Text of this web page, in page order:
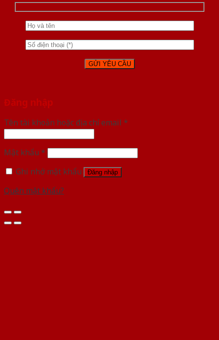
Đăng nhập
Tên tài khoản hoặc địa chỉ email *
Mật khẩu *
Ghi nhớ mật khẩu
Đăng nhập
Quên mật khẩu?